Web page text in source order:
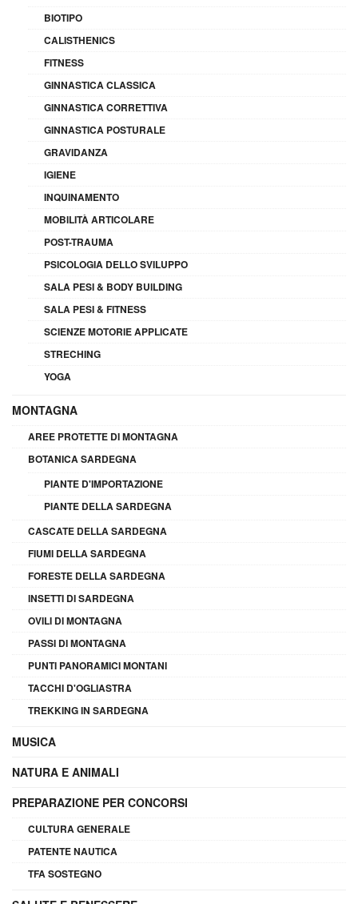
BIOTIPO
CALISTHENICS
FITNESS
GINNASTICA CLASSICA
GINNASTICA CORRETTIVA
GINNASTICA POSTURALE
GRAVIDANZA
IGIENE
INQUINAMENTO
MOBILITÀ ARTICOLARE
POST-TRAUMA
PSICOLOGIA DELLO SVILUPPO
SALA PESI & BODY BUILDING
SALA PESI & FITNESS
SCIENZE MOTORIE APPLICATE
STRECHING
YOGA
MONTAGNA
AREE PROTETTE DI MONTAGNA
BOTANICA SARDEGNA
PIANTE D'IMPORTAZIONE
PIANTE DELLA SARDEGNA
CASCATE DELLA SARDEGNA
FIUMI DELLA SARDEGNA
FORESTE DELLA SARDEGNA
INSETTI DI SARDEGNA
OVILI DI MONTAGNA
PASSI DI MONTAGNA
PUNTI PANORAMICI MONTANI
TACCHI D'OGLIASTRA
TREKKING IN SARDEGNA
MUSICA
NATURA E ANIMALI
PREPARAZIONE PER CONCORSI
CULTURA GENERALE
PATENTE NAUTICA
TFA SOSTEGNO